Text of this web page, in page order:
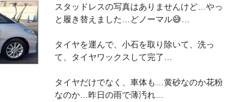
スタッドレスの写真はありませんけど…やっ
と履き替えました…どノーマル😅…
タイヤを運んで、小石を取り除いて、洗っ
て、タイヤワックスして完了…
タイヤだけでなく、車体も…黄砂なのか花粉
なのか…昨日の雨で薄汚れ…